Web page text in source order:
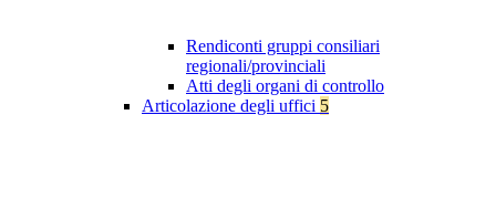
Rendiconti gruppi consiliari
regionali/provinciali
Atti degli organi di controllo
Articolazione degli uffici 5